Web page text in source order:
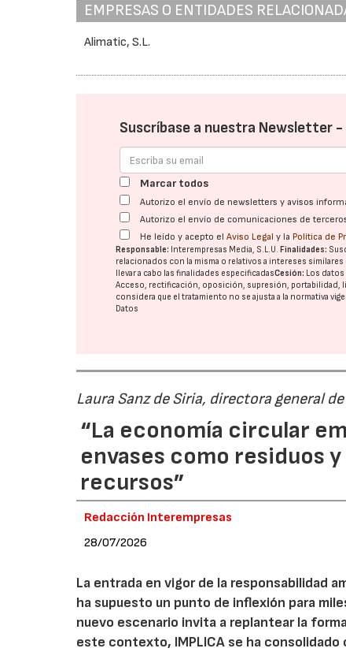
EMPRESAS O ENTIDADES
Alimatic, S.L.
Suscríbase a nuestra Newsletter -
Marcar todos
Autorizo el envío de newsletters y avisos
Autorizo el envío de comunicaciones de
He leído y acepto elAviso Legal y la Política de
Responsable: Interempresas Media, S.L.U. Finalidades:
relacionados con la misma o relativos a intereses
llevar a cabo las finalidades especificadasCesión: Los
Acceso, rectificación, oposición, supresión, portabilidad,
considera que el tratamiento no se ajusta a la normativa
Datos
Laura Sanz de Siria, directora general de
“La economía circular
envases como residuos
recursos”
Redacción Interempresas
28/07/2026
La entrada en vigor de la responsabilidad
ha supuesto un punto de inflexión para
nuevo escenario invita a replantear la
este contexto, IMPLICA se ha consolidado